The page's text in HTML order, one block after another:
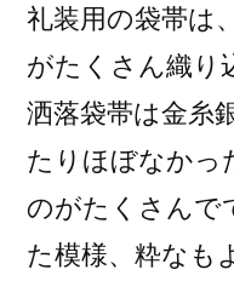
礼装用の袋帯は
がたくさん織り
洒落袋帯は金糸
たりほぼなかっ
のがたくさんで
た模様、粋なも